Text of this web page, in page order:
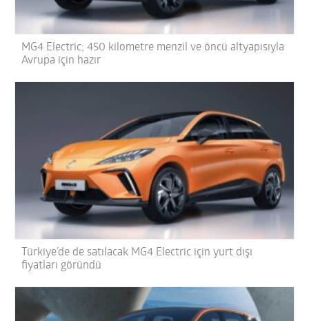
MG4 Electric; 450 kilometre menzil ve öncü altyapısıyla
Avrupa için hazır
Türkiye’de de satılacak MG4 Electric için yurt dışı
fiyatları göründü